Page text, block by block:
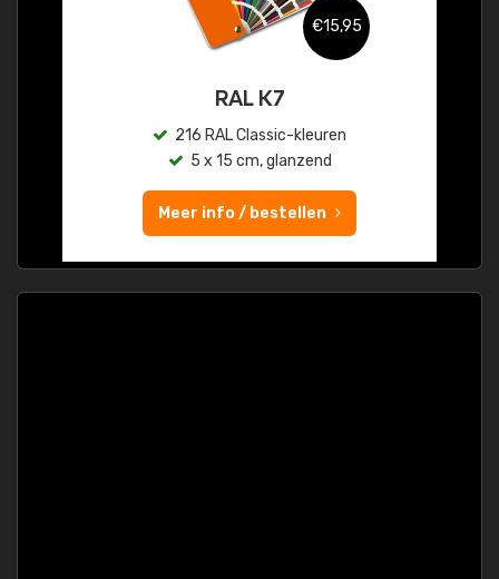
€15,95
RAL K7
216 RAL Classic-kleuren
5 x 15 cm, glanzend
Meer info / bestellen